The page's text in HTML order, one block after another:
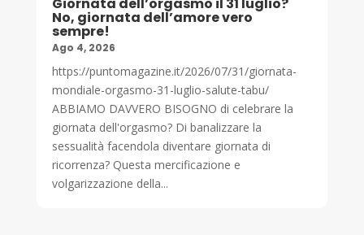
No, giornata dell’amore vero
sempre!
Ago 4, 2026
https://puntomagazine.it/2026/07/31/giornata-
mondiale-orgasmo-31-luglio-salute-tabu/
ABBIAMO DAVVERO BISOGNO di celebrare la
giornata dell'orgasmo? Di banalizzare la
sessualità facendola diventare giornata di
ricorrenza? Questa mercificazione e
volgarizzazione della...